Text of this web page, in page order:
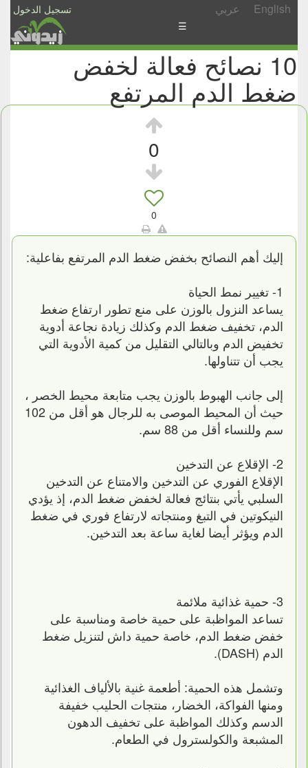
تسجيل الدخول عربي English
الأخبار
والمشاركات
☰
10 نصائح فعالة لخفض
ضغط الدم المرتفع
0
0
إليك أهم النصائح بخفض ضغط الدم المرتفع بفاعلية:
1- تغيير نمط الحياة
يساعد النزول بالوزن على منع تطور ارتفاع ضغط
الدم، تخفيف ضغط الدم وكذلك زيادة نجاعة أدوية
تخفيض الدم وبالتالي التقليل من كمية الأدوية التي
يجب أن تتناولها.
إلى جانب الهبوط بالوزن يجب متابعة محيط الخصر ،
حيث أن المحيط الموصى به للرجال هو أقل من 102
سم وللنساء أقل من 88 سم.
2- الإقلاع عن التدخين
الإقلاع الفوري عن التدخين والامتناع عن التدخين
السلبي يأتي بنتائج فعالة لخفض ضغط الدم، إذ يؤدي
النيكوتين في التبغ ومنتجاته لارتفاع فوري في ضغط
الدم ويؤثر أيضا لغاية ساعة بعد التدخين.
3- حمية غذائية ملائمة
تساعد المواظبة على حمية خاصة ومناسبة على
خفض ضغط الدم، خاصة حمية داش لتنزيل ضغط
الدم (DASH).
وتشمل هذه الحمية: أطعمة غنية بالألياف الغذائية
ومنها الفواكة، الخضار، منتجات الحليب خفيفة
الدسم وكذلك المواظبة على تخفيف الدهون
المشبعة والكولسترول في الطعام.